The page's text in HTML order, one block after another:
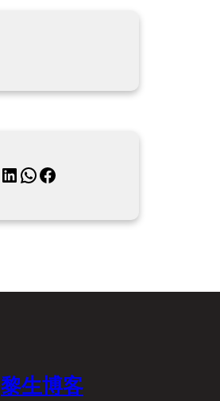
LinkedIn WhatsApp Facebook
黎生博客